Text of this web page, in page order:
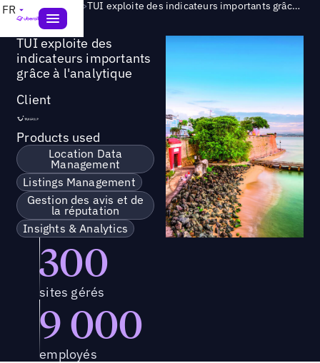
FR Success Story > TUI exploite des indicateurs importants grâce à l'analytique
TUI exploite des
indicateurs importants
grâce à l'analytique
Client
Products used
Location Data
Management
Listings Management
Gestion des avis et de
la réputation
Insights & Analytics
300
sites gérés
9 000
employés